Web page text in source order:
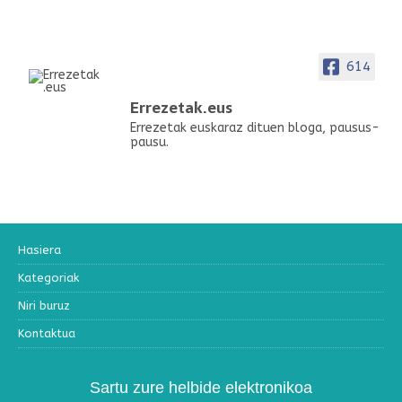
614
Errezetak.eus
Errezetak euskaraz dituen bloga, pausus-
pausu.
Hasiera
Kategoriak
Niri buruz
Kontaktua
Sartu zure helbide elektronikoa